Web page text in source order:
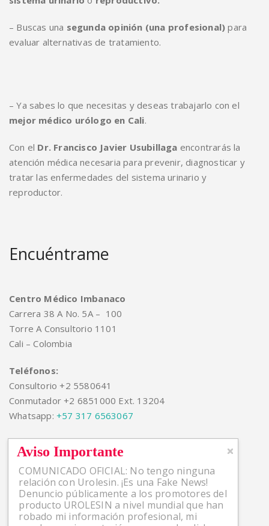
– Buscas una segunda opinión (una profesional) para
evaluar alternativas de tratamiento.
– Ya sabes lo que necesitas y deseas trabajarlo con el
mejor médico urólogo en Cali.
Con el Dr. Francisco Javier Usubillaga encontrarás la
atención médica necesaria para prevenir, diagnosticar y
tratar las enfermedades del sistema urinario y
reproductor.
Encuéntrame
Centro Médico Imbanaco
Carrera 38 A No. 5A – 100
Torre A Consultorio 1101
Cali – Colombia
Teléfonos:
Consultorio +2 5580641
Conmutador +2 6851000 Ext. 13204
Whatsapp: +57 317 6563067
Artículos Recientes
¿Qué es la hiperplasia prostática benigna (HBP)?
Aviso Importante
COMUNICADO OFICIAL: No tengo ninguna
relación con Urolesin. ¡Es una Fake News!
Denuncio públicamente a los promotores del
producto UROLESIN a nivel mundial que han
robado mi información profesional, mi